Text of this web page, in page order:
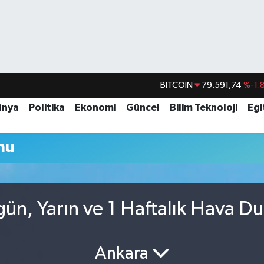
BITCOIN 79.591,74 %-
DOLAR 45,43620
Politika Ekonomi Güncel Bilim Teknoloji
Yarın ve 1 Haftalık Hava
Ankara